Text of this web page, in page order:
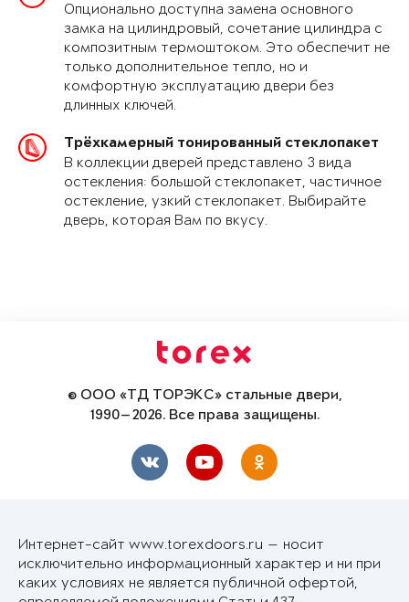
Опционально доступна замена основного
замка на цилиндровый, сочетание цилиндра с
композитным термоштоком. Это обеспечит не
только дополнительное тепло, но и
комфортную эксплуатацию двери без
длинных ключей.
Трёхкамерный тонированный стеклопакет
В коллекции дверей представлено 3 вида
остекления: большой стеклопакет, частичное
остекление, узкий стеклопакет. Выбирайте
дверь, которая Вам по вкусу.
© ООО «ТД ТОРЭКС» стальные двери,
1990—2026. Все права защищены.
Интернет-сайт www.torexdoors.ru — носит
исключительно информационный характер и ни при
каких условиях не является публичной офертой,